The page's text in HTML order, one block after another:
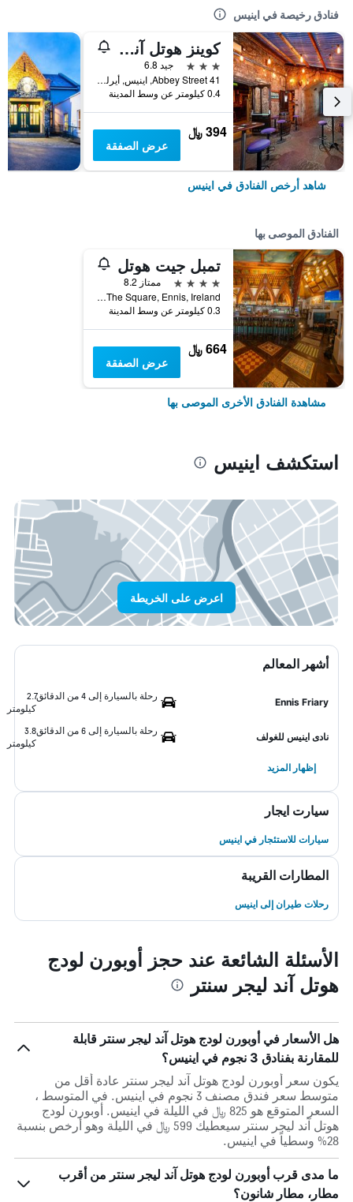
فنادق رخيصة في اينيس
كوينز هوتل آند نايت كلوب
3 نجوم
جيد 6.8
41 Abbey Street, اينيس, أيرلندا
0.4 كيلومتر عن وسط المدينة
394 ﷼
عرض الصفقة
شاهد أرخص الفنادق في اينيس
الفنادق الموصى بها
تمبل جيت هوتل
4 نجوم
ممتاز 8.2
V95Hoxk The Square, Ennis, Ireland, اينيس, أيرلندا
0.3 كيلومتر عن وسط المدينة
664 ﷼
عرض الصفقة
مشاهدة الفنادق الأخرى الموصى بها
استكشف اينيس
اعرض على الخريطة
أشهر المعالم
Ennis Friary
رحلة بالسيارة إلى 4 من الدقائق
2.7
كيلومتر
نادى اينيس للغولف
رحلة بالسيارة إلى 6 من الدقائق
3.8
كيلومتر
إظهار المزيد
سيارت ايجار
سيارات للاستئجار في اينيس
المطارات القريبة
رحلات طيران إلى اينيس
الأسئلة الشائعة عند حجز أوبورن لودج
هوتل آند ليجر سنتر
هل الأسعار في أوبورن لودج هوتل آند ليجر سنتر قابلة
للمقارنة بفنادق 3 نجوم في اينيس؟
يكون سعر أوبورن لودج هوتل آند ليجر سنتر عادة أقل من
متوسط ​​سعر فندق مصنف 3 نجوم في اينيس. في المتوسط ،
السعر المتوقع هو 825 ﷼ في الليلة في اينيس. أوبورن لودج
هوتل آند ليجر سنتر سيعطيك 599 ﷼ في الليلة وهو أرخص بنسبة
28% وسطياً في اينيس.
ما مدى قرب أوبورن لودج هوتل آند ليجر سنتر من أقرب
مطار، مطار شانون؟